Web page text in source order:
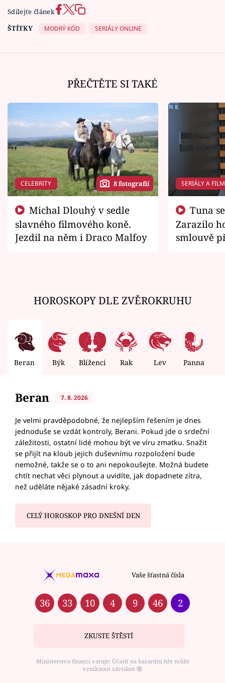
Sdílejte článek
ŠTÍTKY
MODRÝ KÓD SERIÁLY ONLINE
PŘEČTĚTE SI TAKÉ
CELEBRITY 8 fotografií
slavného filmového koně.
Jezdil na něm i Draco Malfoy
SERIÁLY A
Zarazilo
smlouvě
HOROSKOPY DLE ZVĚROKRUHU
Beran Býk Blíženci Rak Lev Panna
Beran 7. 8. 2026
Je velmi pravděpodobné, že nejlepším řešením je dnes
jednoduše se vzdát kontroly, Berani. Pokud jde o srdeční
záležitosti, ostatní lidé mohou být ve víru zmatku. Snažit
se přijít na kloub jejich duševnímu rozpoložení bude
nemožné, takže se o to ani nepokoušejte. Možná budete
chtít nechat věci plynout a uvidíte, jak dopadnete zítra,
než uděláte nějaké zásadní kroky.
CELÝ HOROSKOP PRO DNEŠNÍ DEN
Vaše šťastná čísla
36 33 10 4 9 46 2
ZKUSTE ŠTĚSTÍ
Ministerstvo financí varuje: Účastí na hazardní hře může
vzniknout závislost ⑱